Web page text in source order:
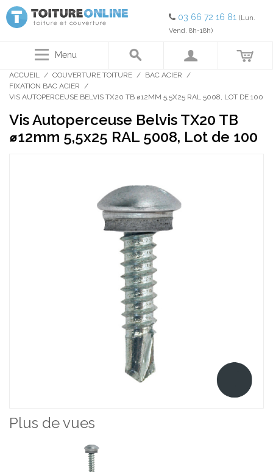
03 66 72 16 81 (Lun.
Vend. 8h-18h)
Menu
ACCUEIL / COUVERTURE TOITURE / BAC ACIER /
FIXATION BAC ACIER /
VIS AUTOPERCEUSE BELVIS TX20 TB ⌀12MM 5,5X25 RAL 5008, LOT DE 100
Vis Autoperceuse Belvis TX20 TB
⌀12mm 5,5x25 RAL 5008, Lot de 100
Plus de vues